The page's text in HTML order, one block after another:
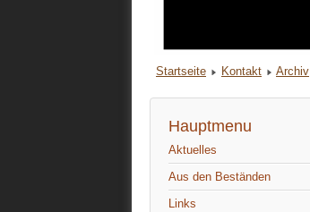
Startseite Kontakt Archiv
Hauptmenu
Aktuelles
Aus den Beständen
Links